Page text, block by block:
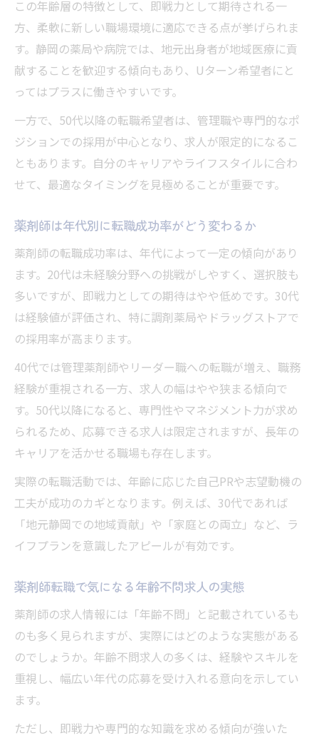
この年齢層の特徴として、即戦力として期待される一
方、柔軟に新しい職場環境に適応できる点が挙げられま
す。静岡の薬局や病院では、地元出身者が地域医療に貢
献することを歓迎する傾向もあり、Uターン希望者にと
ってはプラスに働きやすいです。
一方で、50代以降の転職希望者は、管理職や専門的なポ
ジションでの採用が中心となり、求人が限定的になるこ
ともあります。自分のキャリアやライフスタイルに合わ
せて、最適なタイミングを見極めることが重要です。
薬剤師は年代別に転職成功率がどう変わるか
薬剤師の転職成功率は、年代によって一定の傾向があり
ます。20代は未経験分野への挑戦がしやすく、選択肢も
多いですが、即戦力としての期待はやや低めです。30代
は経験値が評価され、特に調剤薬局やドラッグストアで
の採用率が高まります。
40代では管理薬剤師やリーダー職への転職が増え、職務
経験が重視される一方、求人の幅はやや狭まる傾向で
す。50代以降になると、専門性やマネジメント力が求め
られるため、応募できる求人は限定されますが、長年の
キャリアを活かせる職場も存在します。
実際の転職活動では、年齢に応じた自己PRや志望動機の
工夫が成功のカギとなります。例えば、30代であれば
「地元静岡での地域貢献」や「家庭との両立」など、ラ
イフプランを意識したアピールが有効です。
薬剤師転職で気になる年齢不問求人の実態
薬剤師の求人情報には「年齢不問」と記載されているも
のも多く見られますが、実際にはどのような実態がある
のでしょうか。年齢不問求人の多くは、経験やスキルを
重視し、幅広い年代の応募を受け入れる意向を示してい
ます。
ただし、即戦力や専門的な知識を求める傾向が強いた